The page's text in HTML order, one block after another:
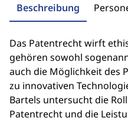
Beschreibung
Das Patentrecht wirft
gehören sowohl
auch die Möglichkeit des
zu innovativen
Bartels untersucht die
Patentrecht und die